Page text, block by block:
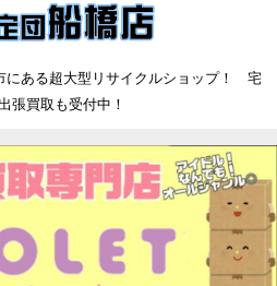
にある超大型リサイクルショップ！ 宅
張買取も受付中！